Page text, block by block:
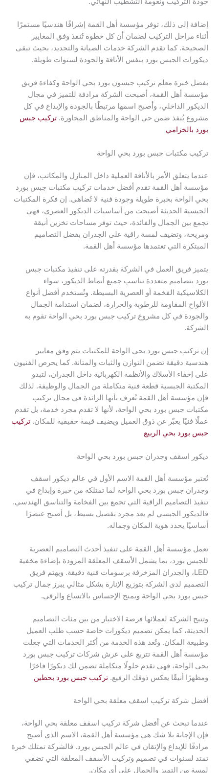
إضافة إلى ذلك، توفر مؤسسة أهل القمة إشرافًا هندسيًا مستمرًا
أثناء مراحل التركيب لضمان أن كل خطوة تُنفذ وفق المعايير
الصحيحة. كما تقدم الشركة خدمات الصيانة والتجديد، بحيث تبقى
ديكورات الجبس بورد بنفس الأناقة والجودة لسنوات طويلة.
بفضل خبرة معلم تركيب جبسون بورد بحي الواحة وكفاءة فريق
مؤسسة أهل القمة، أصبحت الشركة مرادفة للتميز في مجال
الديكور الداخلي، وأصبح اسمها مرتبطًا بالجودة والإبداع في كل
مشروع يُنفذ ضمن حي الواحة والمناطق المجاورة.تركيب جبس
بورد بالخزامي
تركيب مكتبات جبس بورد بحي الواحة
عندما يتعلق الأمر بالأناقة العملية داخل المنازل والمكاتب، فإن
مؤسسة أهل القمة تقدم أفضل خدمات تركيب مكتبات جبس بورد
بحي الواحة بخبرة طويلة وجودة فنية لا تُضاهى. إن فكرة المكتبات
الجبسية الحديثة أصبحت من أساسيات الديكور العصري، فهي
تجمع بين الجمال والفائدة، حيث توفر مساحات تخزين أنيقة
ومريحة، وتضيف لمسة راقية على الجدران بفضل التصاميم
المبتكرة التي تعتمدها مؤسسة أهل القمة.
يتميز فريق العمل في الشركة بقدرته على تنفيذ مكتبات جبس
بورد بتصاميم متعددة تناسب جميع أنماط الديكور، سواء
الكلاسيكية الفخمة أو العصرية البسيطة. وتُستخدم أفضل أنواع
الألواح المقاومة للرطوبة والحرارة، لضمان استدامة الجمال
والجودة في كل مشروع تركيب جبس بورد بحي الواحة تقوم به
الشركة.
إن تركيب جبس بورد بحي الواحة للمكتبات يتم وفق معايير
هندسية دقيقة تضمن التوازن والثبات والمتانة. كما يحرص الفنيون
على إخفاء الأسلاك والأنظمة الكهربائية داخل الجدران، لتبدو
المكتبة الجبسية قطعة فنية متكاملة من الجمال والوظيفة. لذلك
فإن مؤسسة أهل القمة تُعرف بأنها الرائدة في مجال تركيب
مكتبات جبس بورد بحي الواحة، لأنها لا تقدم مجرد خدمة، بل تقدم
عملًا فنيًا يعبّر عن ذوق العميل ويضيف قيمة حقيقية للمكان.تركيب
جبس بورد بحي الربيع
ديكور اسقف وجدران جبس بورد بحي الواحة
تُعتبر مؤسسة أهل القمة الاسم الأول في عالم ديكور اسقف
وجدران جبس بورد بحي الواحة لما تمتلكه من خبرة وإبداع في
تنفيذ التصاميم الراقية التي تجمع بين الفخامة والتناسق الهندسي.
فالديكور الجبسي لم يعد مجرد تفصيل بسيط، بل أصبح عنصرًا
أساسيًا يحدد هوية المكان وجماله.
تعمل مؤسسة أهل القمة على تنفيذ أحدث التصاميم العصرية
للجبس بورد، بما يشمل الأسقف المعلقة المزودة بإضاءة مخفية
LED، والجدران المزخرفة برسومات فنية دقيقة. ويهتم فريق
التصميم لدى الشركة بتوزيع الإنارة بشكل مثالي يبرز جمال تركيب
جبس بورد بحي الواحة ويمنح الإحساس بالاتساع والرقي.
وتتيح الشركة لعملائها فرصة الاختيار من بين مئات التصاميم
الحديثة، كما يمكن تصميم ديكورات خاصة حسب طلب العميل
وطبيعة المكان. وتُعد هذه الخدمة من أكثر الخدمات التي جعلت
مؤسسة أهل القمة تتربع على عرش شركات تركيب جبس بورد
بحي الواحة، فهي تقدم حلولًا متكاملة تضمن لك ديكورًا فاخرًا
ومظهرًا أنيقًا يعكس ذوقك الرفيع.تركيب جبس بورد بحطين
أفضل شركة تركيب اسقف معلقة بحي الواحة
عندما تبحث عن أفضل شركة تركيب اسقف معلقة بحي الواحة،
فإن الإجابة بلا شك هي مؤسسة أهل القمة، الاسم الذي أصبح
مرادفًا للإبداع والإتقان في عالم الجبس بورد. فالشركة تمتلك خبرة
تمتد لسنوات في تصميم وتركيب الأسقف المعلقة التي تضفي
لمسة من التميز والجمال على أي مكان.